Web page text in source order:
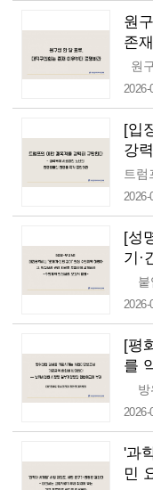
원
존
2026-
[입
강
2026-
[성
기·
2026-
[평
를
2026-
'과
민